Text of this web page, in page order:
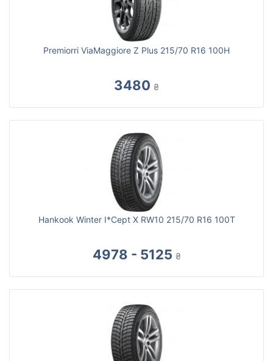
Premiorri ViaMaggiore Z Plus 215/70 R16 100H
3480 ₴
Hankook Winter I*Cept X RW10 215/70 R16 100T
4978 - 5125 ₴